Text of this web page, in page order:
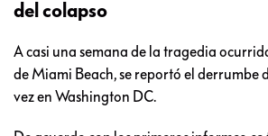
del colapso
A casi una semana de la tragedia
de Miami Beach, se reportó el derrumbe
vez en Washington DC.